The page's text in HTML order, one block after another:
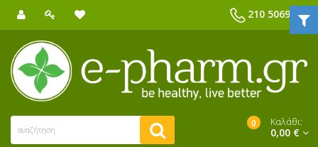
210 5069039
0 Καλάθι:
0,00 €